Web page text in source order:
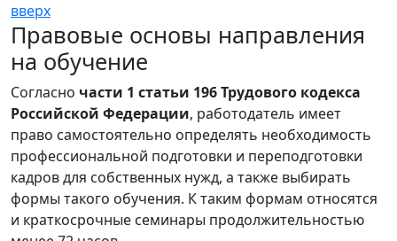
вверх
Правовые основы направления
на обучение
Согласно части 1 статьи 196 Трудового кодекса
Российской Федерации, работодатель имеет
право самостоятельно определять необходимость
профессиональной подготовки и переподготовки
кадров для собственных нужд, а также выбирать
формы такого обучения. К таким формам относятся
и краткосрочные семинары продолжительностью